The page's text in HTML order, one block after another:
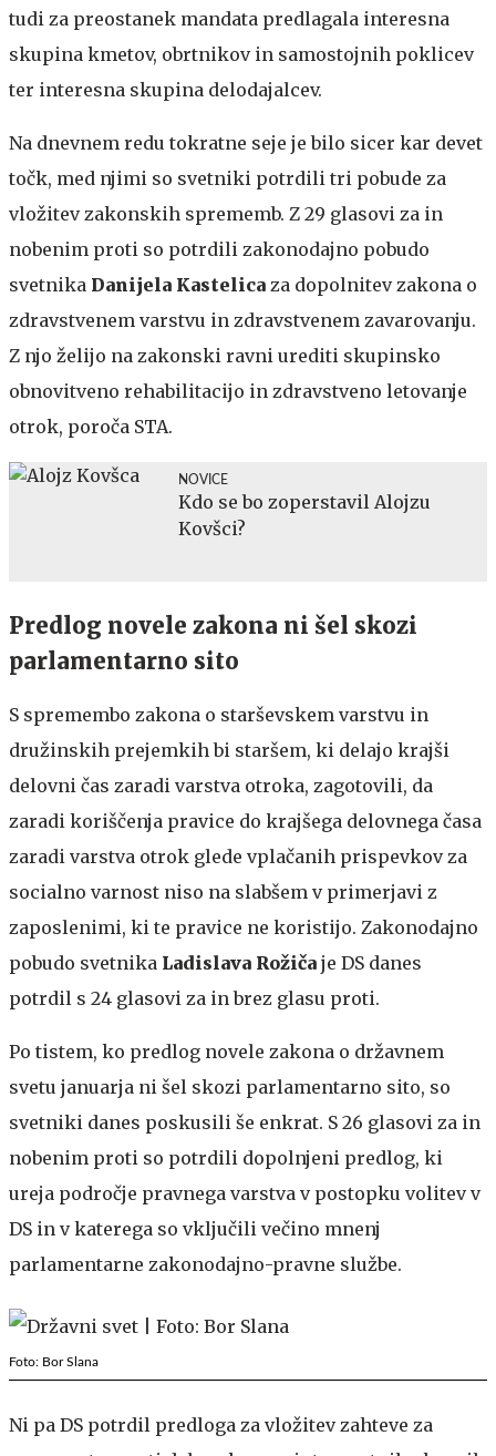
tudi za preostanek mandata predlagala interesna
skupina kmetov, obrtnikov in samostojnih poklicev
ter interesna skupina delodajalcev.
Na dnevnem redu tokratne seje je bilo sicer kar devet
točk, med njimi so svetniki potrdili tri pobude za
vložitev zakonskih sprememb. Z 29 glasovi za in
nobenim proti so potrdili zakonodajno pobudo
svetnika Danijela Kastelica za dopolnitev zakona o
zdravstvenem varstvu in zdravstvenem zavarovanju.
Z njo želijo na zakonski ravni urediti skupinsko
obnovitveno rehabilitacijo in zdravstveno letovanje
otrok, poroča STA.
NOVICE
Kdo se bo zoperstavil Alojzu
Kovšci?
Predlog novele zakona ni šel skozi
parlamentarno sito
S spremembo zakona o starševskem varstvu in
družinskih prejemkih bi staršem, ki delajo krajši
delovni čas zaradi varstva otroka, zagotovili, da
zaradi koriščenja pravice do krajšega delovnega časa
zaradi varstva otrok glede vplačanih prispevkov za
socialno varnost niso na slabšem v primerjavi z
zaposlenimi, ki te pravice ne koristijo. Zakonodajno
pobudo svetnika Ladislava Rožiča je DS danes
potrdil s 24 glasovi za in brez glasu proti.
Po tistem, ko predlog novele zakona o državnem
svetu januarja ni šel skozi parlamentarno sito, so
svetniki danes poskusili še enkrat. S 26 glasovi za in
nobenim proti so potrdili dopolnjeni predlog, ki
ureja področje pravnega varstva v postopku volitev v
DS in v katerega so vključili večino mnenj
parlamentarne zakonodajno-pravne službe.
Foto: Bor Slana
Ni pa DS potrdil predloga za vložitev zahteve za